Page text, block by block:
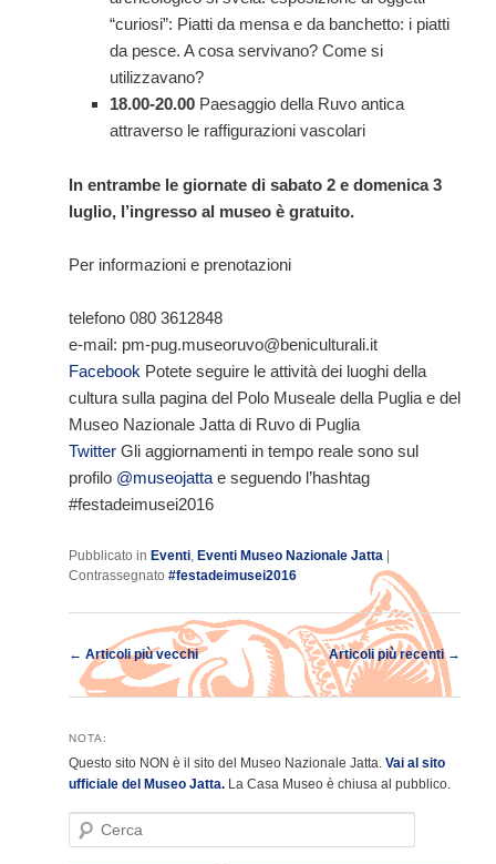
“curiosi”: Piatti da mensa e da banchetto: i piatti
da pesce. A cosa servivano? Come si
utilizzavano?
18.00-20.00 Paesaggio della Ruvo antica
attraverso le raffigurazioni vascolari
In entrambe le giornate di sabato 2 e domenica 3
luglio, l’ingresso al museo è gratuito.
Per informazioni e prenotazioni
telefono 080 3612848
e-mail: pm-pug.museoruvo@beniculturali.it
Facebook Potete seguire le attività dei luoghi della
cultura sulla pagina del Polo Museale della Puglia e del
Museo Nazionale Jatta di Ruvo di Puglia
TwitterGli aggiornamenti in tempo reale sono sul
profilo @museojattae seguendo l’hashtag
‪#‎festadeimusei2016‬
Pubblicato in Eventi, Eventi Museo Nazionale Jatta |
Contrassegnato #‎festadeimusei2016
Navigazione
articolo
← Articoli più vecchi Articoli più recenti →
NOTA:
Questo sito NON è il sito del Museo Nazionale Jatta. Vai al sito
ufficiale del Museo Jatta.La Casa Museo è chiusa al pubblico.